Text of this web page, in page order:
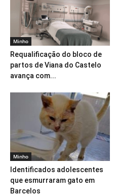
Minho
Requalificação do bloco de
partos de Viana do Castelo
avança com...
Minho
Identificados adolescentes
que esmurraram gato em
Barcelos